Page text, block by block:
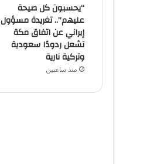
“يحسبون كل صيحة
عليهم”.. تغريدة مسؤول
إيراني عن اتفاق مكة
تشعل ردودًا سعودية
وتركية نارية
منذ ساعتين